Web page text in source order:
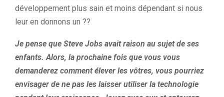
développement plus sain et moins dépendant si nous
leur en donnons un ??
Je pense que Steve Jobs avait raison au sujet de ses
enfants. Alors, la prochaine fois que vous vous
demanderez comment élever les vôtres, vous pourriez
envisager de ne pas les laisser utiliser la technologie